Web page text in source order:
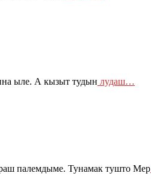
ыле. А кызыт тудын лудаш…
палемдыме. Тунамак тушто Мер